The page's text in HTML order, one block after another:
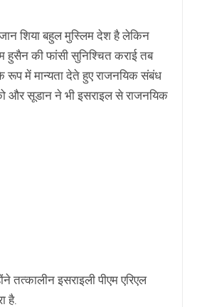
शिया बहुल मुस्लिम देश है लेकिन
हुसैन की फांसी सुनिश्चित कराई तब
रूप में मान्यता देते हुए राजनयिक संबंध
और सूडान ने भी इसराइल से राजनयिक
तत्कालीन इसराइली पीएम एरिएल
है.